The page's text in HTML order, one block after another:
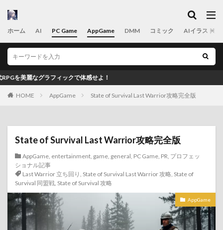
ホーム AI PC Game AppGame DMM コミック AIイラスト置
体感せよ！
HOME AppGame State of Survival Last Warrior攻略完全版
State of Survival Last Warrior攻略完全版
AppGame, entertainment, game, general, PC Game, PR, プロフェッ
ショナル記事
Last Warrior 立ち回り , State of Survival Last Warrior 攻略, State of
Survival 同盟戦, State of Survival 攻略
AppGame
タグ
2025年10月最新版
2025年11月
2025年9月
2025年9月最新版
2025年おすすめゲームTOP20
Astro Empires 初心者
Astro Empires 攻略
Astro Empires 攻略 2026
Automata BL
book
Crossout 2026 攻略
Crossout イベント
DMM
game
illustration
Last Warrior 立ち回り
Maru-Jan キャンペーン